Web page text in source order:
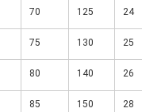
70 125 24
75 130 25
80 140 26
85 150 28